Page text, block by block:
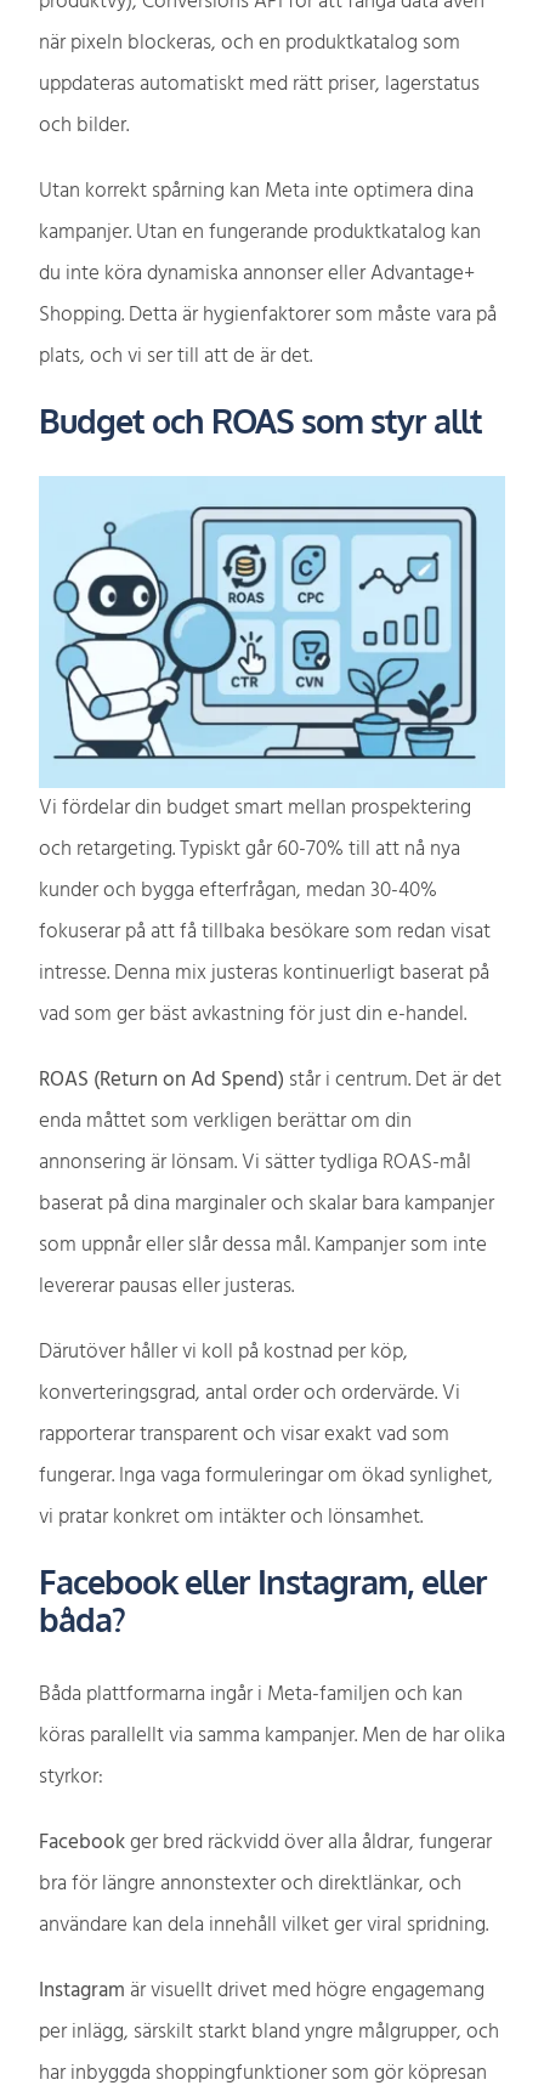
när pixeln blockeras, och en produktkatalog som
uppdateras automatiskt med rätt priser, lagerstatus
och bilder.
Utan korrekt spårning kan Meta inte optimera dina
kampanjer. Utan en fungerande produktkatalog kan
du inte köra dynamiska annonser eller Advantage+
Shopping. Detta är hygienfaktorer som måste vara på
plats, och vi ser till att de är det.
Budget och ROAS som styr allt
Vi fördelar din budget smart mellan prospektering
och retargeting. Typiskt går 60-70% till att nå nya
kunder och bygga efterfrågan, medan 30-40%
fokuserar på att få tillbaka besökare som redan visat
intresse. Denna mix justeras kontinuerligt baserat på
vad som ger bäst avkastning för just din e-handel.
ROAS (Return on Ad Spend) står i centrum. Det är det
enda måttet som verkligen berättar om din
annonsering är lönsam. Vi sätter tydliga ROAS-mål
baserat på dina marginaler och skalar bara kampanjer
som uppnår eller slår dessa mål. Kampanjer som inte
levererar pausas eller justeras.
Därutöver håller vi koll på kostnad per köp,
konverteringsgrad, antal order och ordervärde. Vi
rapporterar transparent och visar exakt vad som
fungerar. Inga vaga formuleringar om ökad synlighet,
vi pratar konkret om intäkter och lönsamhet.
Facebook eller Instagram, eller
båda?
Båda plattformarna ingår i Meta-familjen och kan
köras parallellt via samma kampanjer. Men de har olika
styrkor:
Facebookger bred räckvidd över alla åldrar, fungerar
bra för längre annonstexter och direktlänkar, och
användare kan dela innehåll vilket ger viral spridning.
Instagram är visuellt drivet med högre engagemang
per inlägg, särskilt starkt bland yngre målgrupper, och
har inbyggda shoppingfunktioner som gör köpresan